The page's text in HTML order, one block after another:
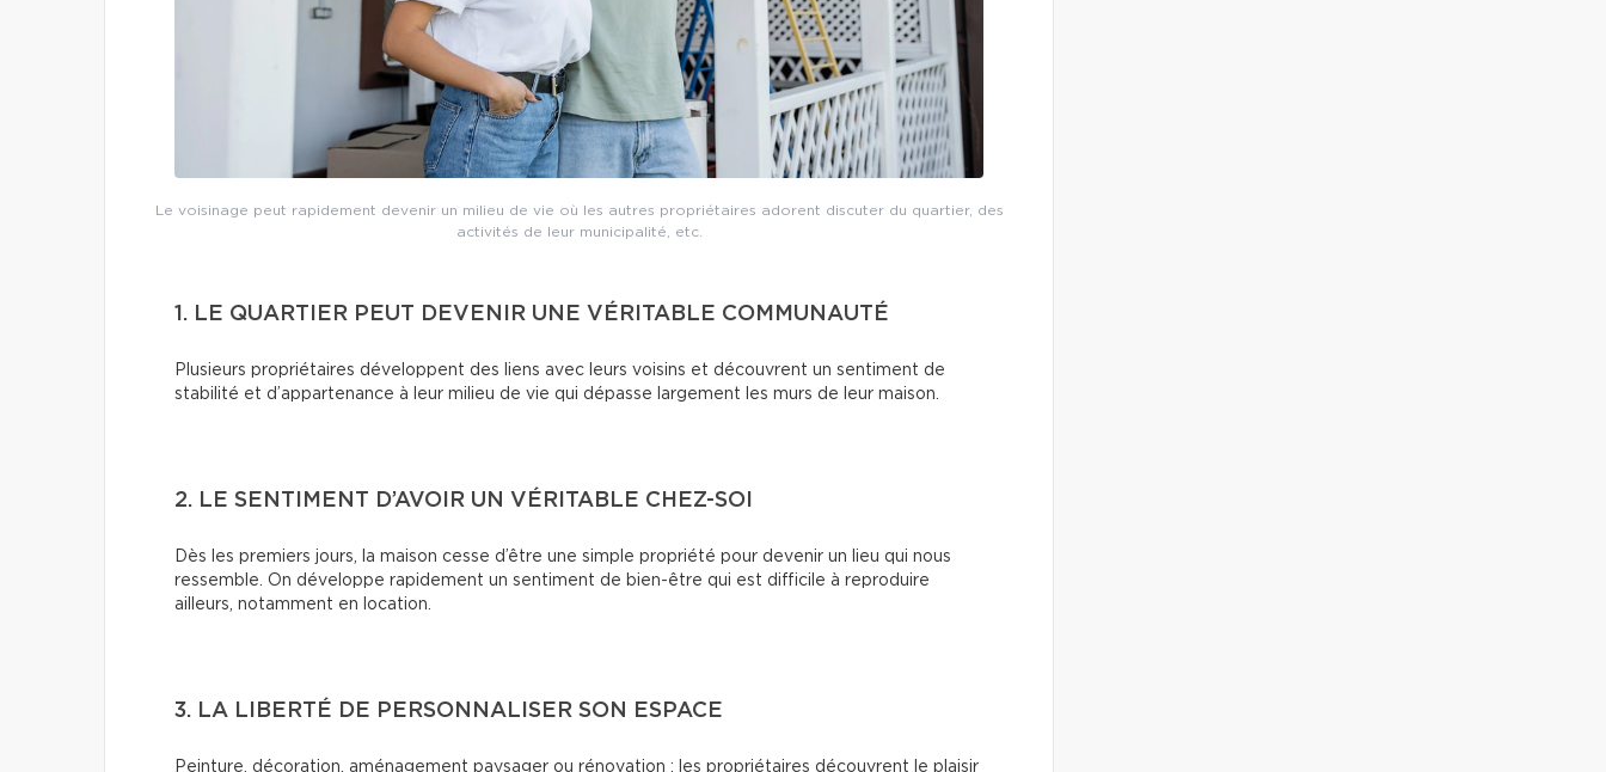
Le voisinage peut rapidement devenir un milieu de vie où les autres propriétaires adorent discuter du quartier, des
activités de leur municipalité, etc.
1. LE QUARTIER PEUT DEVENIR UNE VÉRITABLE COMMUNAUTÉ
Plusieurs propriétaires développent des liens avec leurs voisins et découvrent un sentiment de
stabilité et d’appartenance à leur milieu de vie qui dépasse largement les murs de leur maison.
2. LE SENTIMENT D’AVOIR UN VÉRITABLE CHEZ-SOI
Dès les premiers jours, la maison cesse d’être une simple propriété pour devenir un lieu qui nous
ressemble. On développe rapidement un sentiment de bien-être qui est difficile à reproduire
ailleurs, notamment en location.
3. LA LIBERTÉ DE PERSONNALISER SON ESPACE
Peinture, décoration, aménagement paysager ou rénovation : les propriétaires découvrent le plaisir